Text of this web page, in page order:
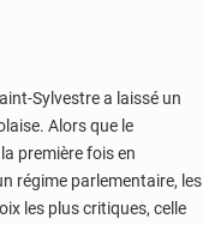
Sylvestre a laissé un
Alors que le
première fois en
régime parlementaire, les
les plus critiques, celle